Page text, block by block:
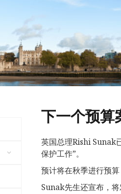
下一个预算
英国总理Rishi Sunak
保护工作”。
预计将在秋季进行预
Sunak先生还宣布，